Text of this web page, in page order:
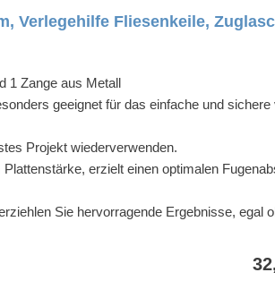
Verlegehilfe Fliesenkeile,
1 Zange aus Metall
geeignet für das einfache und sichere
Projekt wiederverwenden.
erzielt einen optimalen
Sie hervorragende Ergebnisse, egal